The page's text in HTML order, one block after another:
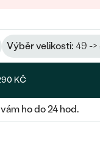
Výběr velikosti: 49 ->
KČ
ho do 24 hod.